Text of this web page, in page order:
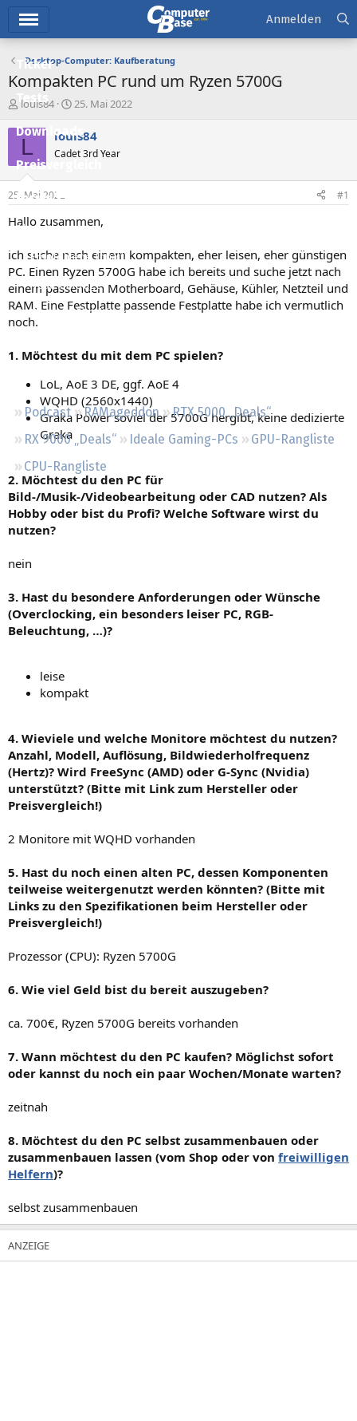
Ticker
Tests
Downloads
Preisvergleich
Forum
Aktuelles
Empfohlene Inhalte
Neue Beiträge
Neueste Aktivitäten
Podcast RAMageddon
RTX 5000 „Deals“
RX 9000 „Deals“
Ideale Gaming-PCs
GPU-Rangliste
CPU-Rangliste
Anmelden
Desktop-Computer: Kaufberatung
Kompakten PC rund um Ryzen 5700G
E
s
e
e
r
louis84
E
s
e
t
a
25. Mai 2022
L louis84
Cadet 3rd Year
25. Mai 2022 #1
Hallo zusammen,
ich suche nach einem kompakten, eher leisen, eher günstigen
PC. Einen Ryzen 5700G habe ich bereits und suche jetzt nach
einem passenden Motherboard, Gehäuse, Kühler, Netzteil und
RAM. Eine Festplatte passende Festplatte habe ich vermutlich
noch.
1. Möchtest du mit dem PC spielen?
LoL, AoE 3 DE, ggf. AoE 4
WQHD (2560x1440)
Graka Power soviel der 5700G hergibt, keine dedizierte
Graka
2. Möchtest du den PC für
Bild-/Musik-/Videobearbeitung oder CAD nutzen? Als
Hobby oder bist du Profi? Welche Software wirst du
nutzen?
nein
3. Hast du besondere Anforderungen oder Wünsche
(Overclocking, ein besonders leiser PC, RGB-
Beleuchtung, …)?
leise
kompakt
4. Wieviele und welche Monitore möchtest du nutzen?
Anzahl, Modell, Auflösung, Bildwiederholfrequenz
(Hertz)? Wird FreeSync (AMD) oder G-Sync (Nvidia)
unterstützt? (Bitte mit Link zum Hersteller oder
Preisvergleich!)
2 Monitore mit WQHD vorhanden
5. Hast du noch einen alten PC, dessen Komponenten
teilweise weitergenutzt werden könnten? (Bitte mit
Links zu den Spezifikationen beim Hersteller oder
Preisvergleich!)
Prozessor (CPU): Ryzen 5700G
6. Wie viel Geld bist du bereit auszugeben?
ca. 700€, Ryzen 5700G bereits vorhanden
7. Wann möchtest du den PC kaufen? Möglichst sofort
oder kannst du noch ein paar Wochen/Monate warten?
zeitnah
8. Möchtest du den PC selbst zusammenbauen oder
zusammenbauen lassen (vom Shop oder von freiwilligen
Helfern)?
selbst zusammenbauen